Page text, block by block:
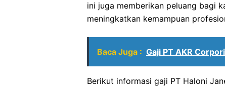
ini juga memberikan peluang bagi
meningkatkan kemampuan
Baca Juga : Gaji PT AKR
Berikut informasi gaji PT Haloni